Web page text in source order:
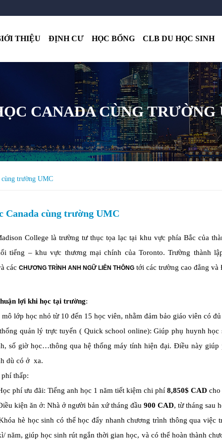
THIỆU ĐỊNH CƯ HỌC BỔNG CLB DU HỌC SINH
CANADA CÙNG TRƯỜNG
cùng trường UMC
Canada cùng trường UMC
College là trường tư thục tọa lạc tại khu vực phía Bắc của
tiếng – khu vực thương mại chính của Toronto. Trường thành
các CHƯƠNG TRÌNH ANH NGỮ LIÊN THÔNGtới các trường cao đẳng và
lợi khi học tại trường:
mô lớp học nhỏ từ 10 đến 15 học viên, nhằm đảm bảo giáo viên có
quản lý trực tuyến ( Quick school online): Giúp phụ huynh
số giờ học…thông qua hệ thống máy tính hiện đại. Điều này
dù có ở xa.
thấp:
phí ưu đãi: Tiếng anh học 1 năm tiết kiệm chi phí 8,850$ CAD cho
kiện ăn ở: Nhà ở người bản xứ tháng đầu 900 CAD, từ tháng sau
hè học sinh có thể học đẩy nhanh chương trình thông qua việc
năm, giúp học sinh rút ngắn thời gian học, và có thể hoàn thành